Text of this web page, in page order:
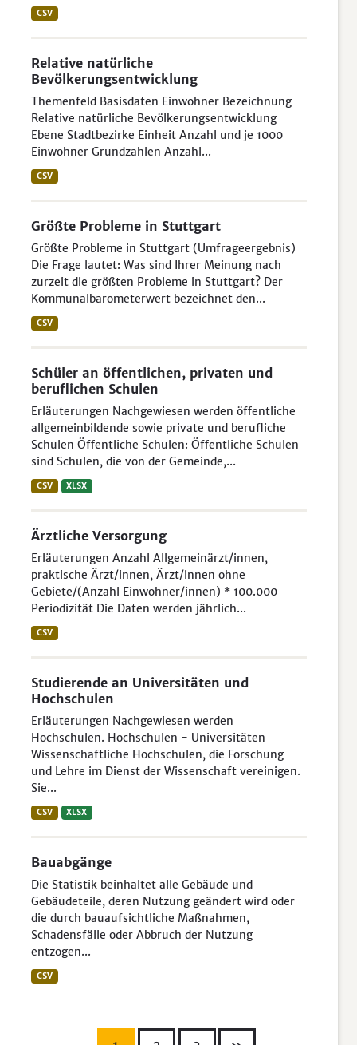
CSV
Relative natürliche
Bevölkerungsentwicklung
Themenfeld Basisdaten Einwohner Bezeichnung
Relative natürliche Bevölkerungsentwicklung
Ebene Stadtbezirke Einheit Anzahl und je 1000
Einwohner Grundzahlen Anzahl...
CSV
Größte Probleme in Stuttgart
Größte Probleme in Stuttgart (Umfrageergebnis)
Die Frage lautet: Was sind Ihrer Meinung nach
zurzeit die größten Probleme in Stuttgart? Der
Kommunalbarometerwert bezeichnet den...
CSV
Schüler an öffentlichen, privaten und
beruflichen Schulen
Erläuterungen Nachgewiesen werden öffentliche
allgemeinbildende sowie private und berufliche
Schulen Öffentliche Schulen: Öffentliche Schulen
sind Schulen, die von der Gemeinde,...
CSV XLSX
Ärztliche Versorgung
Erläuterungen Anzahl Allgemeinärzt/innen,
praktische Ärzt/innen, Ärzt/innen ohne
Gebiete/(Anzahl Einwohner/innen) * 100.000
Periodizität Die Daten werden jährlich...
CSV
Studierende an Universitäten und
Hochschulen
Erläuterungen Nachgewiesen werden
Hochschulen. Hochschulen - Universitäten
Wissenschaftliche Hochschulen, die Forschung
und Lehre im Dienst der Wissenschaft vereinigen.
Sie...
CSV XLSX
Bauabgänge
Die Statistik beinhaltet alle Gebäude und
Gebäudeteile, deren Nutzung geändert wird oder
die durch bauaufsichtliche Maßnahmen,
Schadensfälle oder Abbruch der Nutzung
entzogen...
CSV